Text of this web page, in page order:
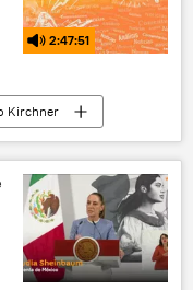
2:47:51
Kirchner
Consejo Nacional de Investigaciones Científicas y Técnicas de Argentina (CONICET)